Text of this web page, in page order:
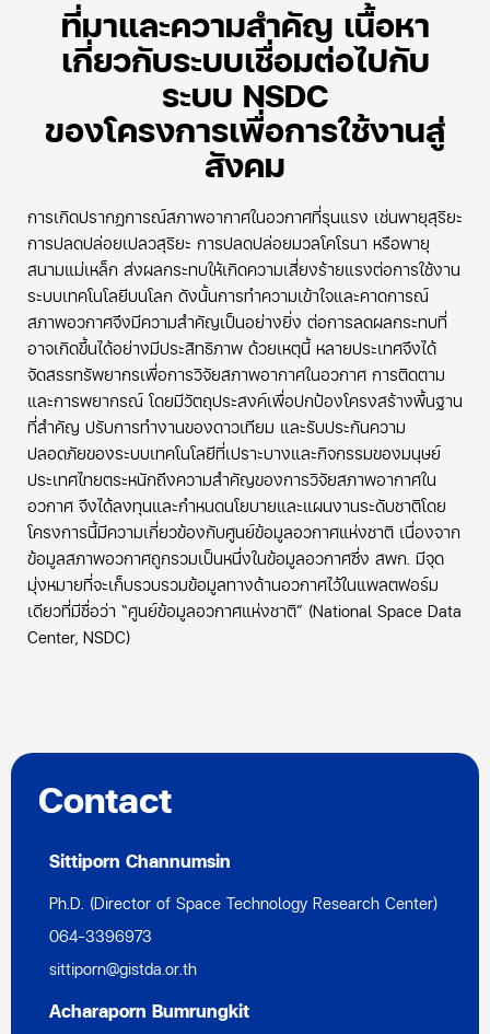
ที่มาและความสำคัญ เนื้อหา
เกี่ยวกับระบบเชื่อมต่อไปกับ
ระบบ NSDC
ของโครงการเพื่อการใช้งานสู่
สังคม
การเกิดปรากฏการณ์สภาพอากาศในอวกาศที่รุนแรง เช่นพายุสุริยะ
การปลดปล่อยเปลวสุริยะ การปลดปล่อยมวลโคโรนา หรือพายุ
สนามแม่เหล็ก ส่งผลกระทบให้เกิดความเสี่ยงร้ายแรงต่อการใช้งาน
ระบบเทคโนโลยีบนโลก ดังนั้นการทำความเข้าใจและคาดการณ์
สภาพอวกาศจึงมีความสำคัญเป็นอย่างยิ่ง ต่อการลดผลกระทบที่
อาจเกิดขึ้นได้อย่างมีประสิทธิภาพ ด้วยเหตุนี้ หลายประเทศจึงได้
จัดสรรทรัพยากรเพื่อการวิจัยสภาพอากาศในอวกาศ การติดตาม
และการพยากรณ์ โดยมีวัตถุประสงค์เพื่อปกป้องโครงสร้างพื้นฐาน
ที่สำคัญ ปรับการทำงานของดาวเทียม และรับประกันความ
ปลอดภัยของระบบเทคโนโลยีที่เปราะบางและกิจกรรมของมนุษย์
ประเทศไทยตระหนักถึงความสำคัญของการวิจัยสภาพอากาศใน
อวกาศ จึงได้ลงทุนและกำหนดนโยบายและแผนงานระดับชาติโดย
โครงการนี้มีความเกี่ยวข้องกับศูนย์ข้อมูลอวกาศแห่งชาติ เนื่องจาก
ข้อมูลสภาพอวกาศถูกรวมเป็นหนึ่งในข้อมูลอวกาศซึ่ง สพก. มีจุด
มุ่งหมายที่จะเก็บรวบรวมข้อมูลทางด้านอวกาศไว้ในแพลตฟอร์ม
เดียวที่มีชื่อว่า “ศูนย์ข้อมูลอวกาศแห่งชาติ” (National Space Data
Center, NSDC)
Contact
Sittiporn Channumsin
Ph.D. (Director of Space Technology Research Center)
064-3396973
sittiporn@gistda.or.th
Acharaporn Bumrungkit